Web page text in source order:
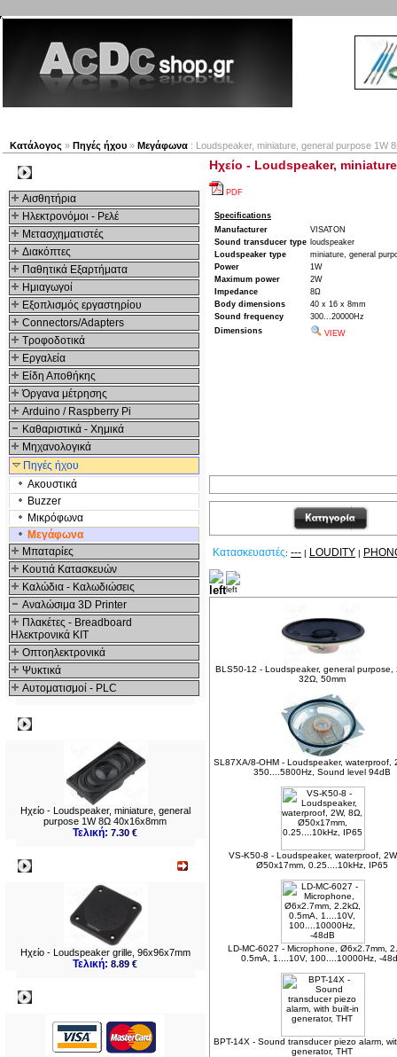
Κατάλογος » Πηγές ήχου » Μεγάφωνα : Loudspeaker, miniature, general purpose 1W
Αισθητήρια
Ηλεκτρονόμοι - Ρελέ
Μετασχηματιστές
Διακόπτες
Παθητικά Εξαρτήματα
Hμιαγωγοί
Εξοπλισμός εργαστηρίου
Connectors/Adapters
Τροφοδοτικά
Εργαλεία
Είδη Αποθήκης
Όργανα μέτρησης
Arduino / Raspberry Pi
Καθαριστικά - Χημικά
Μηχανολογικά
Πηγές ήχου
Ακουστικά
Buzzer
Μικρόφωνα
Μεγάφωνα
Μπαταρίες
Κουτιά Κατασκευών
Καλώδια - Καλωδιώσεις
Αναλώσιμα 3D Printer
Πλακέτες - Breadboard
Ηλεκτρονικά ΚΙΤ
Οπτοηλεκτρονικά
Ψυκτικά
Αυτοματισμοί - PLC
Ηχείο - Loudspeaker, miniature, general
purpose 1W 8Ω 40x16x8mm
Τελική:7.30 €
Ηχείο - Loudspeaker grille, 96x96x7mm
Τελική:8.89 €
Ηχείο - Loudspeaker,
PDF
Specifications
Manufacturer
VISATON
Sound transducer type loudspeaker
Loudspeaker type
miniature, general
Power
1W
Maximum power
2W
Impedance
8Ω
Body dimensions
40 x 16 x 8mm
Sound frequency
300...20000Hz
Dimensions
VIEW
Κατασκευαστές: --- | LOUDITY |
BLS50-12 - Loudspeaker, general purpose,
32Ω, 50mm
SL87XA/8-OHM - Loudspeaker, waterproof,
350....5800Hz, Sound level 94dB
VS-K50-8 - Loudspeaker, waterproof,
Ø50x17mm, 0.25....10kHz, IP65
LD-MC-6027 - Microphone, Ø6x2.7mm,
0.5mA, 1....10V, 100....10000Hz, -
BPT-14X - Sound transducer piezo alarm,
generator, THT